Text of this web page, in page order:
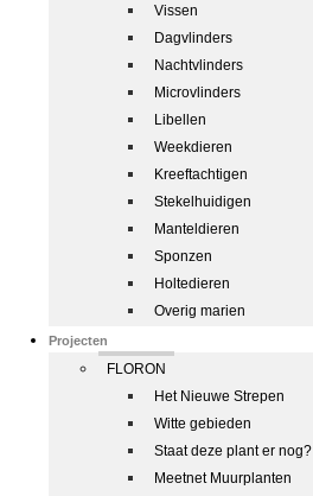
Vissen
Dagvlinders
Nachtvlinders
Microvlinders
Libellen
Weekdieren
Kreeftachtigen
Stekelhuidigen
Manteldieren
Sponzen
Holtedieren
Overig marien
Projecten
FLORON
Het Nieuwe Strepen
Witte gebieden
Staat deze plant er nog?
Meetnet Muurplanten